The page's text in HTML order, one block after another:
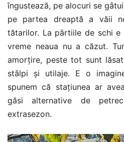
îngustează, pe alocuri se
pe partea dreaptă a văii
tătarilor. La pârtiile de schi e
vreme neaua nu a căzut.
amorțire, peste tot sunt
stâlpi și utilaje. E o
spunem că stațiunea ar
găsi alternative de
extrasezon.